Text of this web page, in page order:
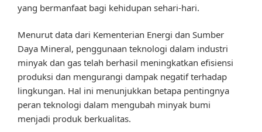
yang bermanfaat bagi kehidupan sehari-hari.
Menurut data dari Kementerian Energi dan Sumber
Daya Mineral, penggunaan teknologi dalam industri
minyak dan gas telah berhasil meningkatkan efisiensi
produksi dan mengurangi dampak negatif terhadap
lingkungan. Hal ini menunjukkan betapa pentingnya
peran teknologi dalam mengubah minyak bumi
menjadi produk berkualitas.